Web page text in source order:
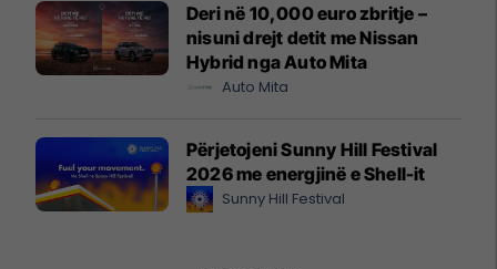
Deri në 10,000 euro zbritje –
nisuni drejt detit me Nissan
Hybrid nga Auto Mita
Auto Mita
Përjetojeni Sunny Hill Festival
2026 me energjinë e Shell-it
Sunny Hill Festival